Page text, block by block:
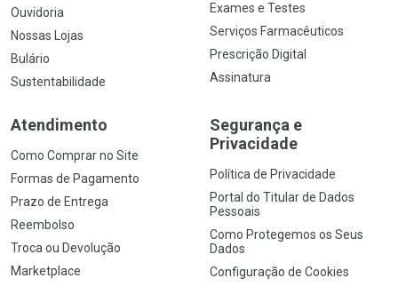
Ouvidoria
Nossas Lojas
Bulário
Sustentabilidade
Exames e Testes
Serviços Farmacêuticos
Prescrição Digital
Assinatura
Atendimento
Como Comprar no Site
Formas de Pagamento
Prazo de Entrega
Reembolso
Troca ou Devolução
Marketplace
Segurança e
Privacidade
Política de Privacidade
Portal do Titular de Dados
Pessoais
Como Protegemos os Seus
Dados
Configuração de Cookies